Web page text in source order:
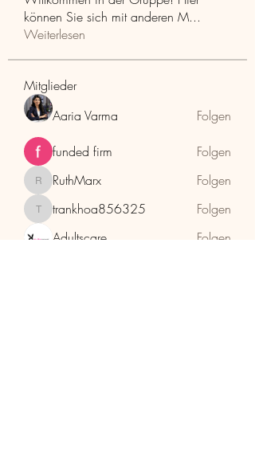
können Sie sich mit anderen M...
Weiterlesen
Mitglieder
Aaria Varma
Folgen
funded firm Folgen
RuthMarx
RuthMarx Folgen
trankhoa856325
trankhoa856325
Folgen
Adultscare
Folgen